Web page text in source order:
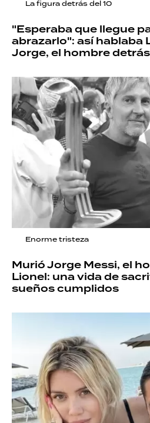
La figura detrás del 10
"Esperaba que llegue
abrazarlo": así hablaba
Jorge, el hombre
Enorme tristeza
Murió Jorge Messi, el
Lionel: una vida de
sueños cumplidos